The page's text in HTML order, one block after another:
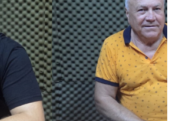
aici
aici
aici
subti